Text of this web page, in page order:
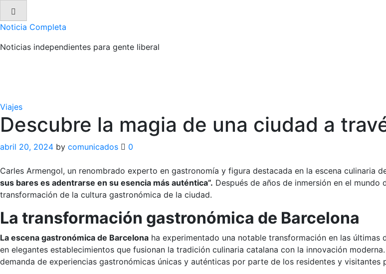
content
Noticia Completa
Noticias independientes para gente liberal
Viajes
Descubre la magia de una ciudad a
abril 20, 2024 by comunicados 0
Carles Armengol, un renombrado experto en gastronomía y figura destacada en la escena culinaria
sus bares es adentrarse en su esencia más auténtica”. Después de años de inmersión en el
transformación de la cultura gastronómica de la ciudad.
La transformación gastronómica de Barcelona
La escena gastronómica de Barcelona ha experimentado una notable transformación en las
en elegantes establecimientos que fusionan la tradición culinaria catalana con la innovación
demanda de experiencias gastronómicas únicas y auténticas por parte de los residentes y visitantes